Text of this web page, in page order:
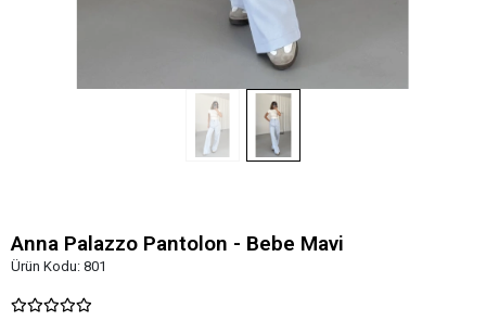
Anna Palazzo Pantolon - Bebe Mavi
Ürün Kodu: 801